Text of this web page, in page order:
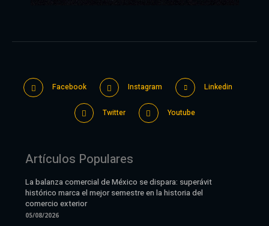
Facebook Instagram Linkedin
Twitter Youtube
Artículos Populares
La balanza comercial de México se dispara: superávit
histórico marca el mejor semestre en la historia del
comercio exterior
05/08/2026